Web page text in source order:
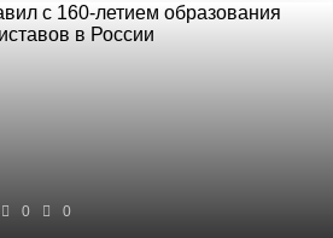
0 0